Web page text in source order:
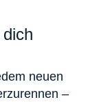
neuen
–